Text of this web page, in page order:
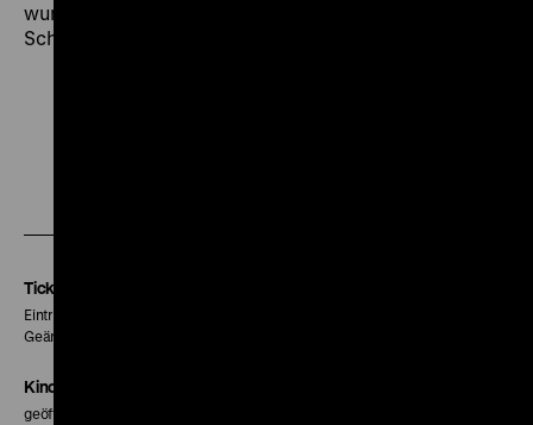
wunderschön natürliches und zurückgenommenes
Schauspiel“ (9.8.1966). (mbh)
Tickets
Eintritt 5 €
Geänderte Preise sind im Programm vermerkt.
Kinokasse
geöffnet 30 Minuten vor Beginn der ersten Vorstellung